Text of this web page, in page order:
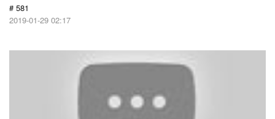
# 581
2019-01-29 02:17